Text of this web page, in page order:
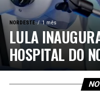
NORDESTE 1 mês
LULA
HOSPITAL DO